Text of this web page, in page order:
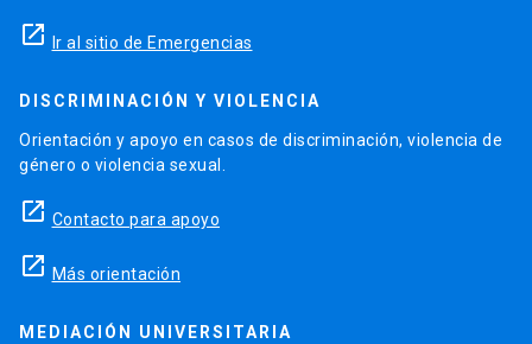
launch Ir al sitio de Emergencias
DISCRIMINACIÓN Y VIOLENCIA
Orientación y apoyo en casos de discriminación, violencia de
género o violencia sexual.
launch Contacto para apoyo
launch Más orientación
MEDIACIÓN UNIVERSITARIA